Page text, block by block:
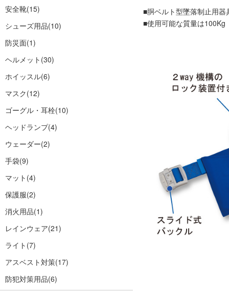
安全靴(15)
シューズ用品(10)
防災面(1)
ヘルメット (30)
ホイッスル(6)
マスク(12)
ゴーグル・耳栓(10)
ヘッドランプ(4)
ウェーダー(2)
手袋(9)
マット (4)
保護服(2)
消火用品(1)
レインウェア(21)
ライト (7)
アスベスト対策(17)
防犯対策用品(6)
■胴ベルト型墜落制止用器
■使用可能な質量は100Kg